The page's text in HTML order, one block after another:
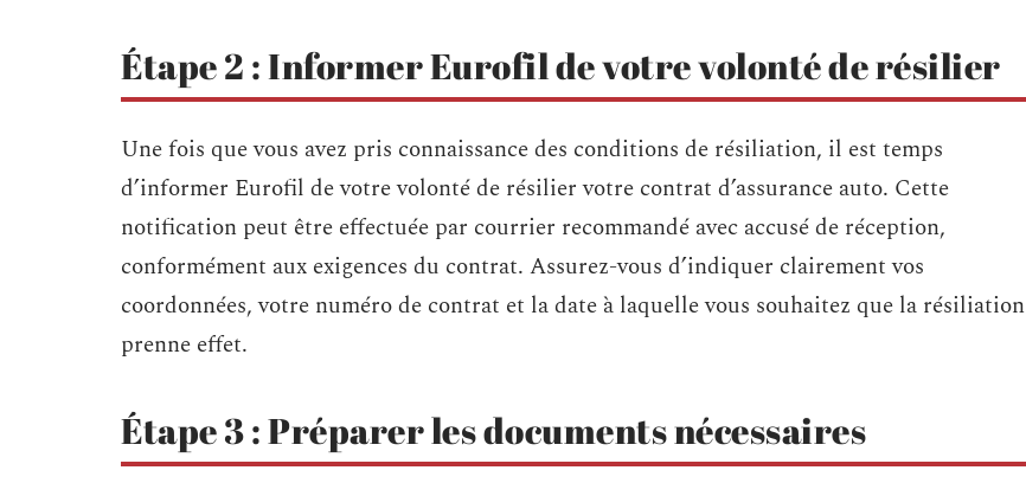
Étape 2 : Informer Eurofil de votre volonté de résilier
Une fois que vous avez pris connaissance des conditions de résiliation, il est temps
d’informer Eurofil de votre volonté de résilier votre contrat d’assurance auto. Cette
notification peut être effectuée par courrier recommandé avec accusé de réception,
conformément aux exigences du contrat. Assurez-vous d’indiquer clairement vos
coordonnées, votre numéro de contrat et la date à laquelle vous souhaitez que la résiliation
prenne effet.
Étape 3 : Préparer les documents nécessaires